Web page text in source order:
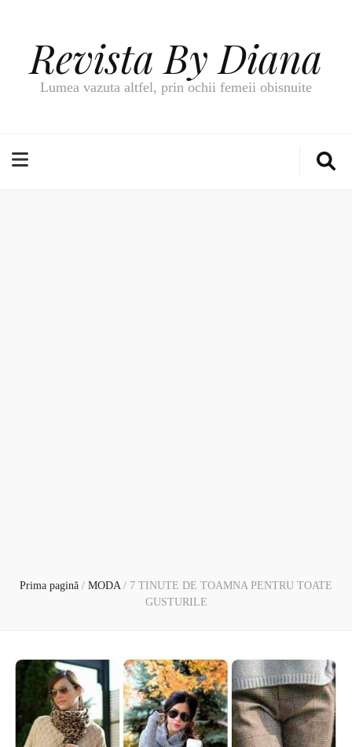
Revista By Diana
Lumea vazuta altfel, prin ochii femeii obisnuite
Prima pagină / MODA / 7 TINUTE DE TOAMNA PENTRU TOATE
GUSTURILE